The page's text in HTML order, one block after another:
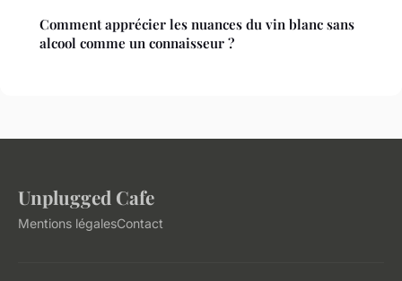
Comment apprécier les nuances du vin blanc sans
alcool comme un connaisseur ?
Unplugged Cafe
Mentions légalesContact